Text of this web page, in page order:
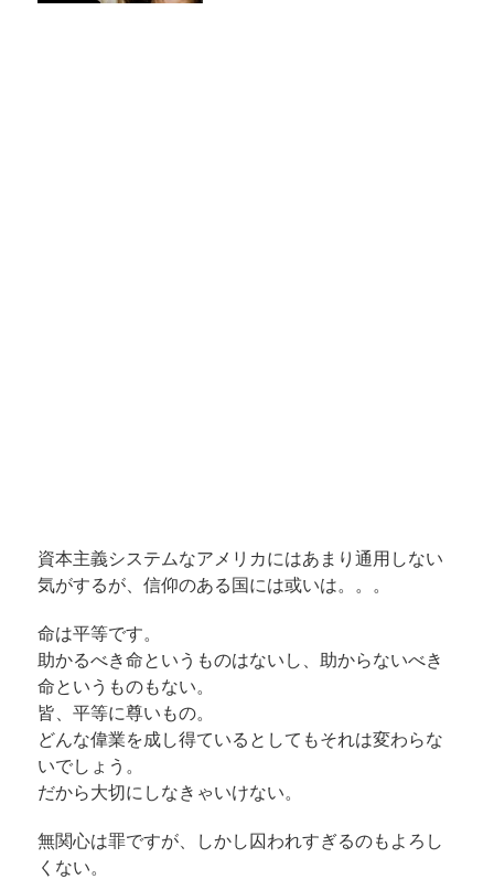
資本主義システムなアメリカにはあまり通用しない
気がするが、信仰のある国には或いは。。。
命は平等です。
助かるべき命というものはないし、助からないべき
命というものもない。
皆、平等に尊いもの。
どんな偉業を成し得ているとしてもそれは変わらな
いでしょう。
だから大切にしなきゃいけない。
無関心は罪ですが、しかし囚われすぎるのもよろし
くない。